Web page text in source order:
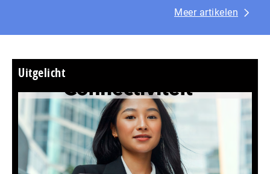
Meer artikelen
Uitgelicht